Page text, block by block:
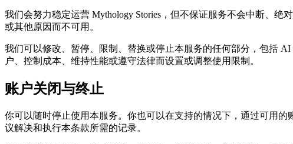
我们会努力稳定运营 Mythology Stories，但不保证服务不会中断、
或其他原因而不可用。
我们可以修改、暂停、限制、替换或停止本服务的任何部分，包括
户、控制成本、维持性能或遵守法律而设置或调整使用限制。
账户关闭与终止
你可以随时停止使用本服务。你也可以在支持的情况下，通过可用
议解决和执行本条款所需的记录。